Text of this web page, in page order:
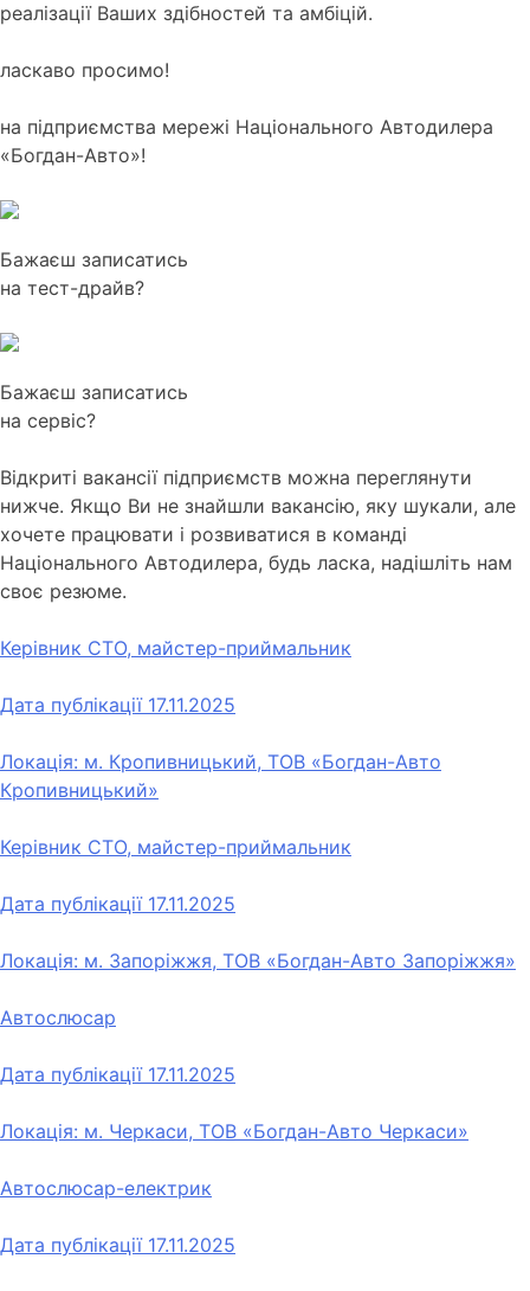
реалізації Ваших здібностей та амбіцій.
ласкаво просимо!
на підприємства мережі Національного Автодилера
«Богдан-Авто»!
Бажаєш записатись
на тест-драйв?
Бажаєш записатись
на сервіс?
Відкриті вакансії підприємств можна переглянути
нижче. Якщо Ви не знайшли вакансію, яку шукали, але
хочете працювати і розвиватися в команді
Національного Автодилера, будь ласка, надішліть нам
своє резюме.
Керівник СТО, майстер-приймальник
Дата публікації 17.11.2025
Локація: м. Кропивницький, ТОВ «Богдан-Авто
Кропивницький»
Керівник СТО, майстер-приймальник
Дата публікації 17.11.2025
Локація: м. Запоріжжя, ТОВ «Богдан-Авто Запоріжжя»
Автослюсар
Дата публікації 17.11.2025
Локація: м. Черкаси, ТОВ «Богдан-Авто Черкаси»
Автослюсар-електрик
Дата публікації 17.11.2025